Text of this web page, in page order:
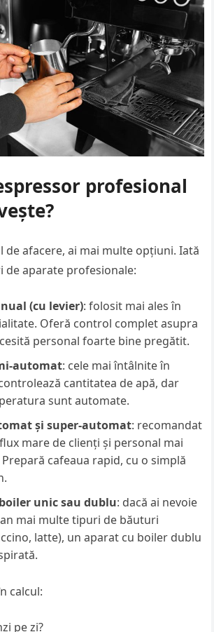
profesional
de afacere, ai mai multe opțiuni. Iată
de aparate profesionale:
(cu levier): folosit mai ales în
Oferă control complet asupra
personal foarte bine pregătit.
automat: cele mai întâlnite în
cantitatea de apă, dar
sunt automate.
și super-automat: recomandat
mare de clienți și personal mai
cafeaua rapid, cu o simplă
unic sau dublu: dacă ai nevoie
mai multe tipuri de băuturi
latte), un aparat cu boiler dublu
calcul:
pe zi?